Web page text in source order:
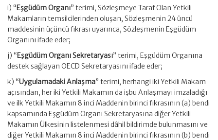
i) “Eşgüdüm Organı” terimi, Sözleşmeye Taraf Olan Yetkili
Makamların temsilcilerinden oluşan, Sözleşmenin 24 üncü
maddesinin üçüncü fıkrası uyarınca, Sözleşmenin Eşgüdüm
Organını ifade eder;
j) “Eşgüdüm Organı Sekretaryası” terimi, Eşgüdüm Organına
destek sağlayan OECD Sekretaryasını ifade eder;
k) “Uygulamadaki Anlaşma” terimi, herhangi iki Yetkili Makam
açısından, her iki Yetkili Makamın da işbu Anlaşmayı imzaladığı
ve ilk Yetkili Makamın 8 inci Maddenin birinci fıkrasının (a) bendi
kapsamında Eşgüdüm Organı Sekretaryasına diğer Yetkili
Makamın Ülkesinin listelenmesi dâhil bildirimde bulunmasını ve
diğer Yetkili Makamın 8 inci Maddenin birinci fıkrasının (b) bendi